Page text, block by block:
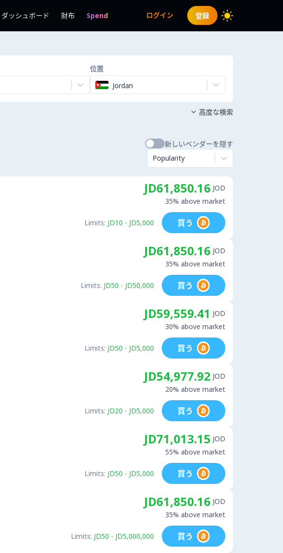
ダッシュボード 財布 Spend ログイン 登録
位置
Jordan
 高度な検索
新しいベンダーを隠す
Popularity
JD61,850.16 JOD
35% above market
Limits: JD10 - JD5,000 買う
JD61,850.16 JOD
35% above market
Limits: JD50 - JD50,000 買う
JD59,559.41 JOD
30% above market
Limits: JD50 - JD5,000 買う
JD54,977.92 JOD
20% above market
Limits: JD20 - JD5,000 買う
JD71,013.15 JOD
55% above market
Limits: JD50 - JD5,000 買う
JD61,850.16 JOD
35% above market
Limits: JD50 - JD5,000,000 買う